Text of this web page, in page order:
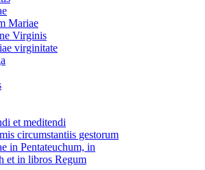
Mariae
Virginis
virginitate
et meditendi
circumstantiis gestorum
in Pentateuchum, in
et in libros Regum